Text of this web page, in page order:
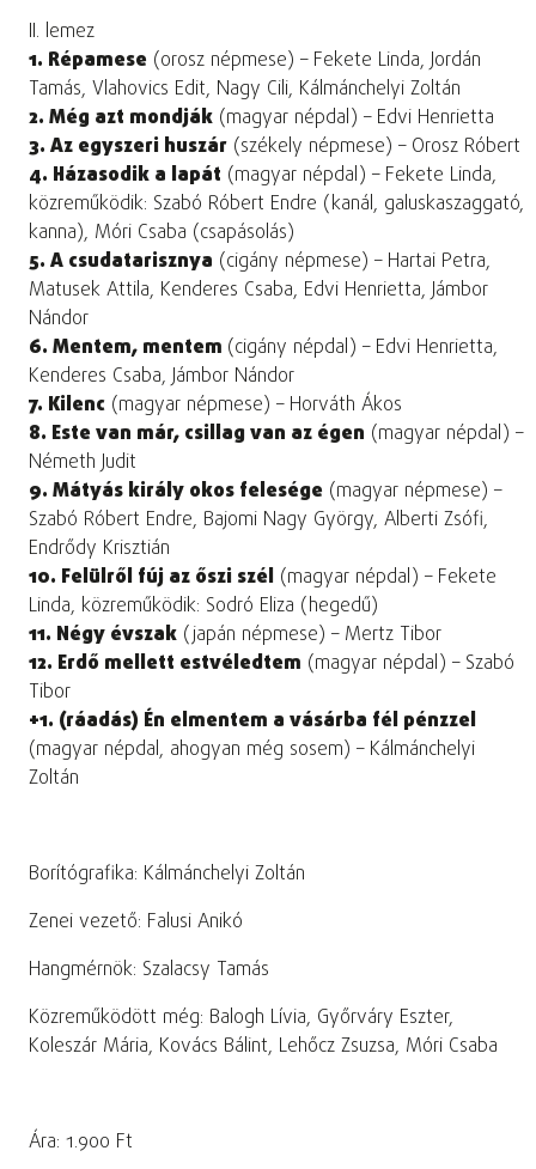
II. lemez
1. Répamese (orosz népmese) – Fekete Linda, Jordán
Tamás, Vlahovics Edit, Nagy Cili, Kálmánchelyi Zoltán
2. Még azt mondják (magyar népdal) – Edvi Henrietta
3. Az egyszeri huszár (székely népmese) – Orosz Róbert
4. Házasodik a lapát (magyar népdal) – Fekete Linda,
közreműködik: Szabó Róbert Endre (kanál, galuskaszaggató,
kanna), Móri Csaba (csapásolás)
5. A csudatarisznya (cigány népmese) – Hartai Petra,
Matusek Attila, Kenderes Csaba, Edvi Henrietta, Jámbor
Nándor
6. Mentem, mentem (cigány népdal) – Edvi Henrietta,
Kenderes Csaba, Jámbor Nándor
7. Kilenc (magyar népmese) – Horváth Ákos
8. Este van már, csillag van az égen (magyar népdal) –
Németh Judit
9. Mátyás király okos felesége (magyar népmese) –
Szabó Róbert Endre, Bajomi Nagy György, Alberti Zsófi,
Endrődy Krisztián
10. Felülről fúj az őszi szél (magyar népdal) – Fekete
Linda, közreműködik: Sodró Eliza (hegedű)
11. Négy évszak (japán népmese) – Mertz Tibor
12. Erdő mellett estvéledtem (magyar népdal) – Szabó
Tibor
+1. (ráadás) Én elmentem a vásárba fél pénzzel
(magyar népdal, ahogyan még sosem) – Kálmánchelyi
Zoltán
Borítógrafika: Kálmánchelyi Zoltán
Zenei vezető: Falusi Anikó
Hangmérnök: Szalacsy Tamás
Közreműködött még: Balogh Lívia, Győrváry Eszter,
Koleszár Mária, Kovács Bálint, Lehőcz Zsuzsa, Móri Csaba
Ára: 1.900 Ft